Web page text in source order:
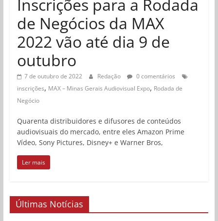
Inscrições para a Rodada
de Negócios da MAX
2022 vão até dia 9 de
outubro
7 de outubro de 2022 Redação
0 comentários
inscrições, MAX – Minas Gerais Audiovisual Expo, Rodada de
Negócio
Quarenta distribuidores e difusores de conteúdos
audiovisuais do mercado, entre eles Amazon Prime
Vídeo, Sony Pictures, Disney+ e Warner Bros,
Ler mais
Últimas Notícias